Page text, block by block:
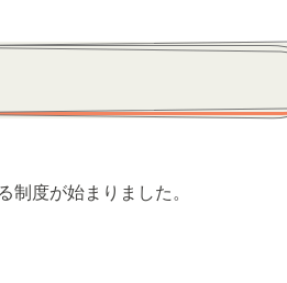
制度が始まりました。